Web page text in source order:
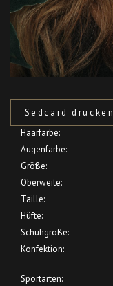
Sedcard drucken
Haarfarbe:
Augenfarbe:
Größe:
Oberweite:
Taille:
Hüfte:
Schuhgröße:
Konfektion:
Sportarten: